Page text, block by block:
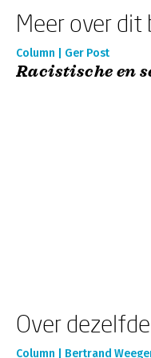
Meer over dit
Column | Ger Post
Racistische en
Over
Column | Bertrand